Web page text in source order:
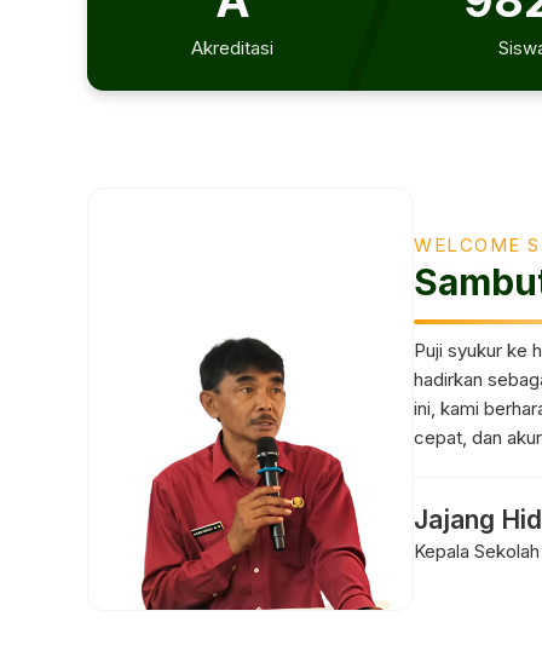
Akreditasi
WELCOME
Puji syukur ke
hadirkan
ini, kami
cepat, dan
Jajang
Kepala Sekolah